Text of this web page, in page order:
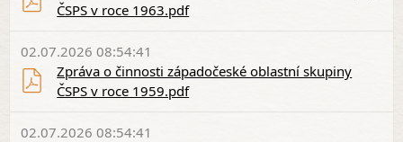
ČSPS v roce 1963.pdf
Zpráva o činnosti západočeské oblastní skupiny
ČSPS v roce 1959.pdf
02.07.2026 08:54:41
02.07.2026 08:54:41